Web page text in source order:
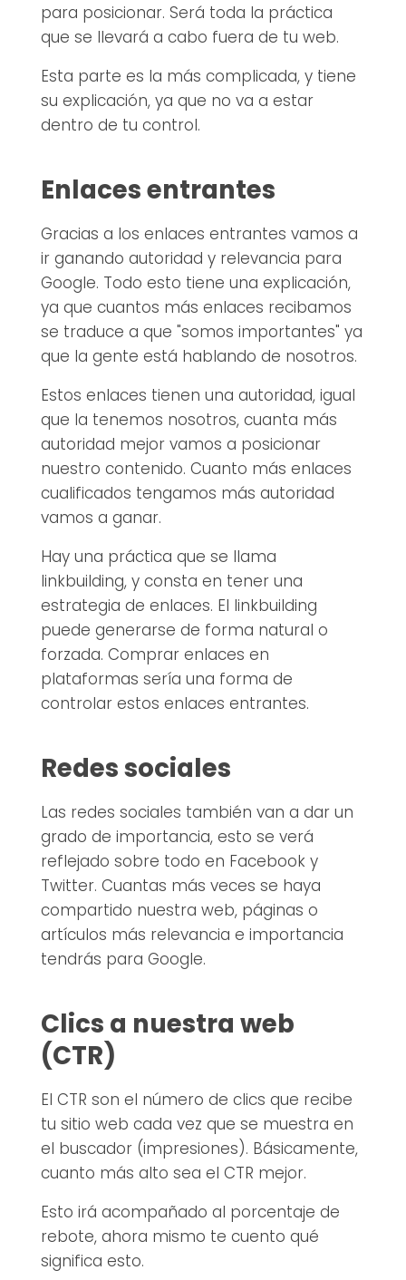
para posicionar. Será toda la práctica
que se llevará a cabo fuera de tu web.
Esta parte es la más complicada, y tiene
su explicación, ya que no va a estar
dentro de tu control.
Enlaces entrantes
Gracias a los enlaces entrantes vamos a
ir ganando autoridad y relevancia para
Google. Todo esto tiene una explicación,
ya que cuantos más enlaces recibamos
se traduce a que "somos importantes" ya
que la gente está hablando de nosotros.
Estos enlaces tienen una autoridad, igual
que la tenemos nosotros, cuanta más
autoridad mejor vamos a posicionar
nuestro contenido. Cuanto más enlaces
cualificados tengamos más autoridad
vamos a ganar.
Hay una práctica que se llama
linkbuilding, y consta en tener una
estrategia de enlaces. El linkbuilding
puede generarse de forma natural o
forzada. Comprar enlaces en
plataformas sería una forma de
controlar estos enlaces entrantes.
Redes sociales
Las redes sociales también van a dar un
grado de importancia, esto se verá
reflejado sobre todo en Facebook y
Twitter. Cuantas más veces se haya
compartido nuestra web, páginas o
artículos más relevancia e importancia
tendrás para Google.
Clics a nuestra web
(CTR)
El CTR son el número de clics que recibe
tu sitio web cada vez que se muestra en
el buscador (impresiones). Básicamente,
cuanto más alto sea el CTR mejor.
Esto irá acompañado al porcentaje de
rebote, ahora mismo te cuento qué
significa esto.